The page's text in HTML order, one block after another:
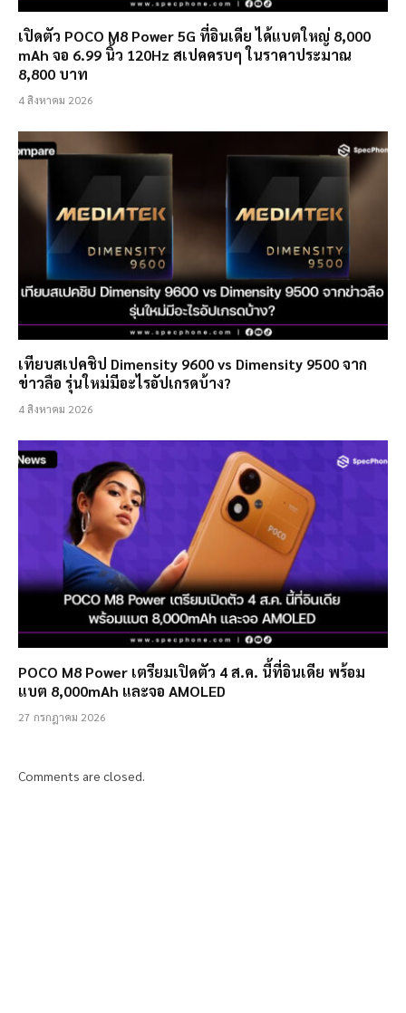
เปิดตัว POCO M8 Power 5G ที่อินเดีย ได้แบตใหญ่ 8,000
mAh จอ 6.99 นิ้ว 120Hz สเปคครบๆ ในราคาประมาณ
8,800 บาท
4 สิงหาคม 2026
เทียบสเปคชิป Dimensity 9600 vs Dimensity 9500 จาก
ข่าวลือ รุ่นใหม่มีอะไรอัปเกรดบ้าง?
4 สิงหาคม 2026
POCO M8 Power เตรียมเปิดตัว 4 ส.ค. นี้ที่อินเดีย พร้อม
แบต 8,000mAh และจอ AMOLED
27 กรกฎาคม 2026
Comments are closed.